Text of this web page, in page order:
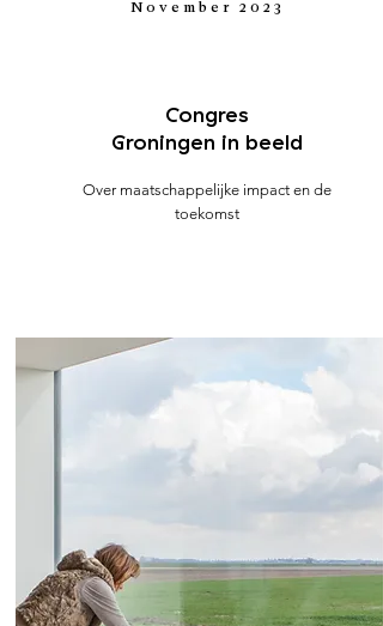
November 2023
Congres
Groningen in beeld
Over maatschappelijke impact en de
toekomst